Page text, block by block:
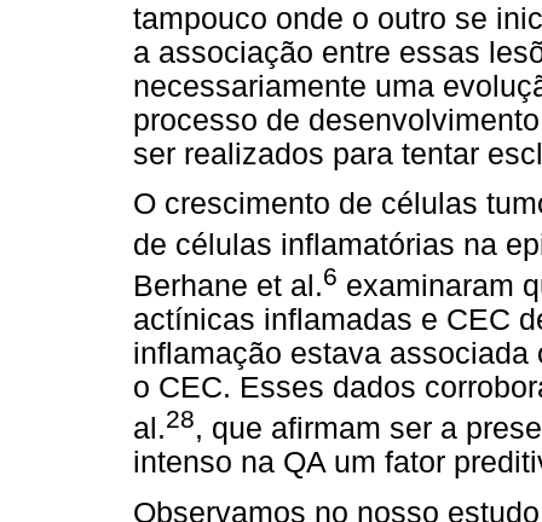
tampouco onde o outro se
a associação entre essas
necessariamente uma
processo de
ser realizados para tentar
O crescimento de células
de células inflamatórias na
Berhane et al.6 examinaram
actínicas inflamadas e CEC
inflamação estava
o CEC. Esses dados
al.28, que afirmam ser a
intenso na QA um fator
Observamos no nosso